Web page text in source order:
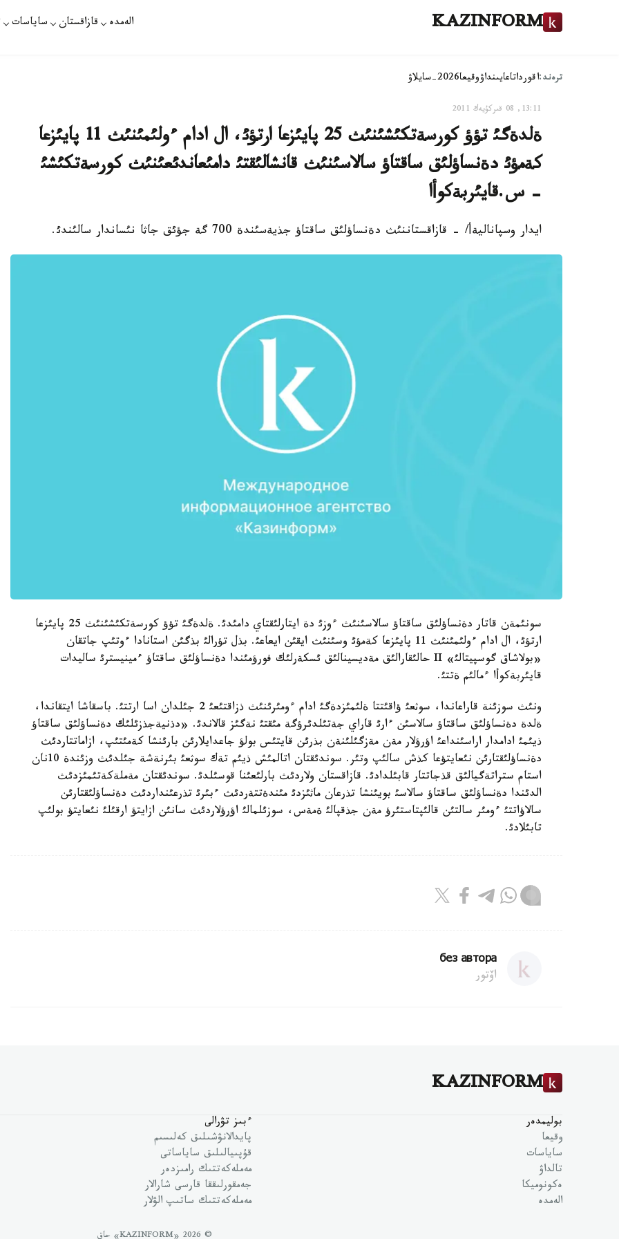
KAZINFORM الەمدە قازاقستان ساياسات
ترەند:اقورداتاعايىنداۋوقيعا2026-سايلاۋ
13:11, 08 قىركۇيەك 2011
ةلدةگئ تؤؤ كورسةتكئشئنئث 25 پايئزعا ارتؤئ، ال ادام ءولئمئنئث 11 پايئزعا
كةمؤئ دةنساؤلئق ساقتاؤ سالاسئنئث قانشالئقتئ دامئعاندئعئنئث كورسةتكئشئ
- س.قايئربةكوأا
ايدار وسپاناليةأ/ - قازاقستاننئث دةنساؤلئق ساقتاؤ جذيةسئندة 700 گة جؤئق جاثا نئساندار سالئندئ.
سونئمةن قاتار دةنساؤلئق ساقتاؤ سالاسئنئث ءوزئ دة ايتارلئقتاي دامئدئ. ةلدةگئ تؤؤ كورسةتكئشئنئث 25 پايئزعا
ارتؤئ، ال ادام ءولئمئنئث 11 پايئزعا كةمؤئ وسئنئث ايقئن ايعاعئ. بذل تؤرالئ بذگئن استانادا ءوتئپ جاتقان
«بولاشاق گوسپيتالئ» II حالئقارالئق مةديسينالئق ئسكةرلئك فورؤمئندا دةنساؤلئق ساقتاؤ ءمينيسترئ ساليدات
قايئربةكوأا ءمالئم ةتتئ.
ونئث سوزئنة قاراعاندا، سوثعئ ؤاقئتتا ةلئمئزدةگئ ادام ءومئرئنئث ذزاقتئعئ 2 جئلدان اسا ارتتئ. باسقاشا ايتقاندا،
ةلدة دةنساؤلئق ساقتاؤ سالاسئن ءارئ قاراي جةتئلدئرؤگة مئقتئ نةگئز قالاندئ. «دذنيةجذزئلئك دةنساؤلئق ساقتاؤ
ذيئمئ ادامدار اراسئنداعئ اؤرؤلار مةن مةزگئلئنةن بذرئن قايتئس بولؤ جاعدايلارئن بارئنشا كةمئتئپ، ازاماتتاردئث
دةنساؤلئقتارئن نئعايتؤعا كذش سالئپ وتئر. سوندئقتان اتالمئش ذيئم تةك سوثعئ بئرنةشة جئلدئث وزئندة 10نان
استام ستراتةگيالئق قذجاتتار قابئلدادئ. قازاقستان ولاردئث بارلئعئنا قوسئلدئ. سوندئقتان مةملةكةتئمئزدئث
الدئندا دةنساؤلئق ساقتاؤ سالاسئ بويئنشا تذرعان ماثئزدئ مئندةتتةردئث ءبئرئ تذرعئنداردئث دةنساؤلئقتارئن
سالاؤاتتئ ءومئر سالتئن قالئپتاستئرؤ مةن جذقپالئ ةمةس، سوزئلمالئ اؤرؤلاردئث سانئن ازايتؤ ارقئلئ نئعايتؤ بولئپ
تابئلادئ.
без автора
اۆتور
KAZINFORM
بوليمدەر
وقيعا
ساياسات
تالداۋ
ەكونوميكا
الەمدە
ءبىز تۋرالى
پايدالانۋشىلىق كەلىسىم
قۇپىيالىلىق ساياساتى
مەملەكەتتىك رامىزدەر
جەمقورلىققا قارسى شارالار
مەملەكەتتىك ساتىپ الۋلار
© 2026 «KAZINFORM» حاق